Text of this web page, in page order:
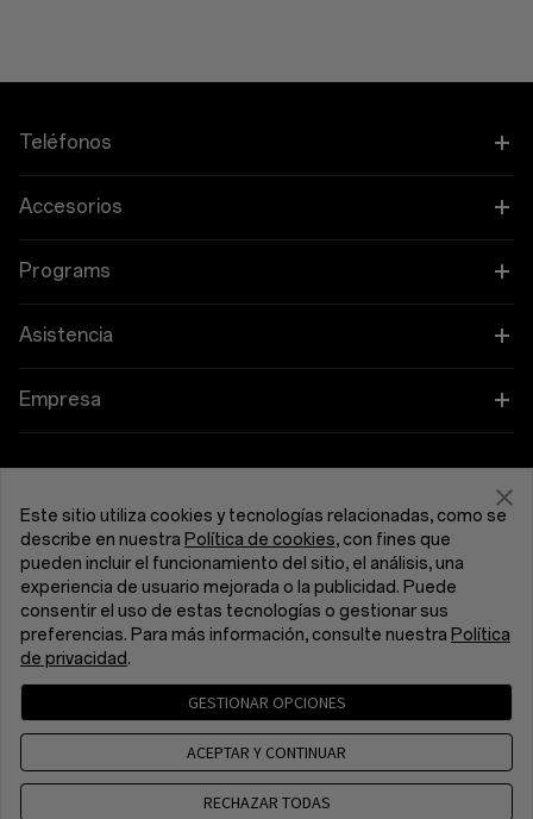
Teléfonos
OnePlus 15
Accesorios
Tableta
Manojos
Lifestyle
Programs
Vincular tus dispositivos OnePlus
Asistencia
Preguntas frecuentes sobre compras
Manuales de usuario
Ponte en Contacto
Resolución de problemas
Accesibilidad
Empresa
Comunidad
Red Cable Club
Carreras
Sustentabilidad
España (Español)
Política de privacidad
Condiciones de venta
Cookies
Cookie Settings
© 2013 - 2026 OnePlus. All Rights Reserved.
Este sitio utiliza cookies y tecnologías relacionadas, como se
describe en nuestra Política de cookies, con fines que
pueden incluir el funcionamiento del sitio, el análisis, una
experiencia de usuario mejorada o la publicidad. Puede
consentir el uso de estas tecnologías o gestionar sus
preferencias. Para más información, consulte nuestra Política
de privacidad.
GESTIONAR OPCIONES
ACEPTAR Y CONTINUAR
RECHAZAR TODAS